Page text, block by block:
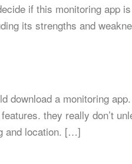
if this monitoring app
its strengths and
download a monitoring
they really don’t
and location. […]